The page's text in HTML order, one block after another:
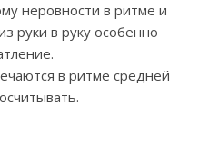
неровности в ритме и
руки в руку особенно
в ритме средней